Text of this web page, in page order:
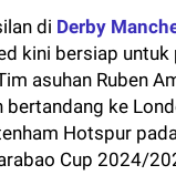
di Derby
kini bersiap untuk
asuhan Ruben
bertandang ke
Hotspur
Cup 2024/